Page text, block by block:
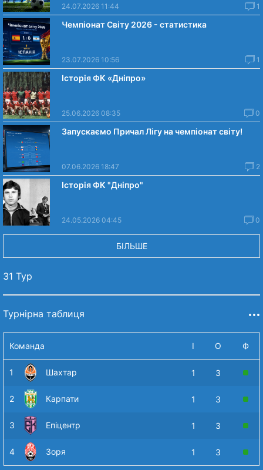
24.07.2026 11:44 1
Чемпіонат Світу 2026 - статистика
23.07.2026 10:56 1
Історія ФК «Дніпро»
25.06.2026 08:35 0
Запускаємо Причал Лігу на чемпіонат світу!
07.06.2026 18:47 2
Історія ФК "Дніпро"
24.05.2026 04:45 0
БІЛЬШЕ
31 Тур
Турнірна таблиця
Команда І О Ф
1 Шахтар 1 3
2 Карпати 1 3
3 Епіцентр 1 3
4 Зоря 1 3